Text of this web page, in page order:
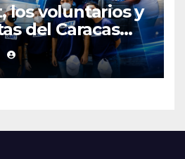
los voluntarios y
del Caracas
juntaron fuerzas
a las familias de